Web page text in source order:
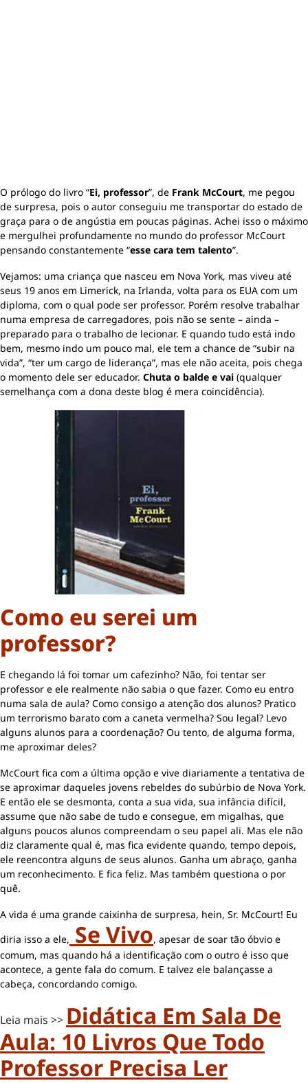
O prólogo do livro “Ei, professor”, de Frank McCourt, me pegou
de surpresa, pois o autor conseguiu me transportar do estado de
graça para o de angústia em poucas páginas. Achei isso o máximo
e mergulhei profundamente no mundo do professor McCourt
pensando constantemente “esse cara tem talento”.
Vejamos: uma criança que nasceu em Nova York, mas viveu até
seus 19 anos em Limerick, na Irlanda, volta para os EUA com um
diploma, com o qual pode ser professor. Porém resolve trabalhar
numa empresa de carregadores, pois não se sente – ainda –
preparado para o trabalho de lecionar. E quando tudo está indo
bem, mesmo indo um pouco mal, ele tem a chance de “subir na
vida”, “ter um cargo de liderança”, mas ele não aceita, pois chega
o momento dele ser educador. Chuta o balde e vai (qualquer
semelhança com a dona deste blog é mera coincidência).
Como eu serei um
professor?
E chegando lá foi tomar um cafezinho? Não, foi tentar ser
professor e ele realmente não sabia o que fazer. Como eu entro
numa sala de aula? Como consigo a atenção dos alunos? Pratico
um terrorismo barato com a caneta vermelha? Sou legal? Levo
alguns alunos para a coordenação? Ou tento, de alguma forma,
me aproximar deles?
McCourt fica com a última opção e vive diariamente a tentativa de
se aproximar daqueles jovens rebeldes do subúrbio de Nova York.
E então ele se desmonta, conta a sua vida, sua infância difícil,
assume que não sabe de tudo e consegue, em migalhas, que
alguns poucos alunos compreendam o seu papel ali. Mas ele não
diz claramente qual é, mas fica evidente quando, tempo depois,
ele reencontra alguns de seus alunos. Ganha um abraço, ganha
um reconhecimento. E fica feliz. Mas também questiona o por
quê.
A vida é uma grande caixinha de surpresa, hein, Sr. McCourt! Eu
diria isso a ele, Se Vivo, apesar de soar tão óbvio e
comum, mas quando há a identificação com o outro é isso que
acontece, a gente fala do comum. E talvez ele balançasse a
cabeça, concordando comigo.
Leia mais >> Didática Em Sala De
Aula: 10 Livros Que Todo
Professor Precisa Ler